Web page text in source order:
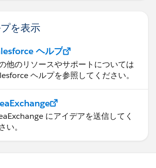
を表示
ヘルプ
他のリソースやサポートについては
ヘルプを参照してください。
にアイデアを送信してく
い。